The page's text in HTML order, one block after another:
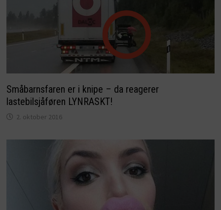
Småbarnsfaren er i knipe – da reagerer
lastebilsjåføren LYNRASKT!
2. oktober 2016